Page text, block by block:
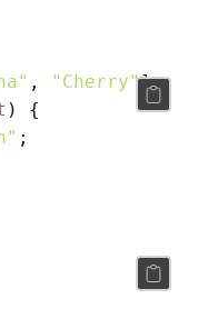
, "Cherry"
) {
;